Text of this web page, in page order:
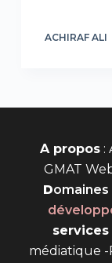
ACHIRAF ALI
A propos:
GMAT
Domaines
services
médiatique